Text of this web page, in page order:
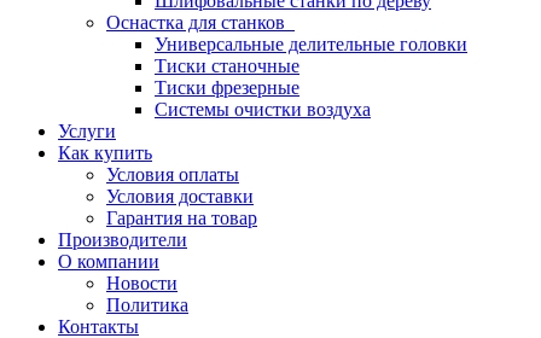
Оснастка для станков
Универсальные делительные головки
Тиски станочные
Тиски фрезерные
Системы очистки воздуха
Услуги
Как купить
Условия оплаты
Условия доставки
Гарантия на товар
Производители
О компании
Новости
Политика
Контакты